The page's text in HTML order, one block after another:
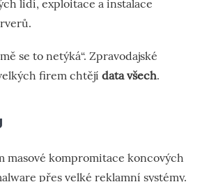
lidí, exploitace a instalace
se to netýká“. Zpravodajské
firem chtějí data všech.
masové kompromitace koncových
přes velké reklamní systémy.